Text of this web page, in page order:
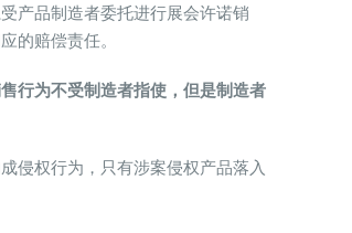
产品制造者委托进行展会许诺销
的赔偿责任。
行为不受制造者指使，但是制造者
侵权行为，只有涉案侵权产品落入